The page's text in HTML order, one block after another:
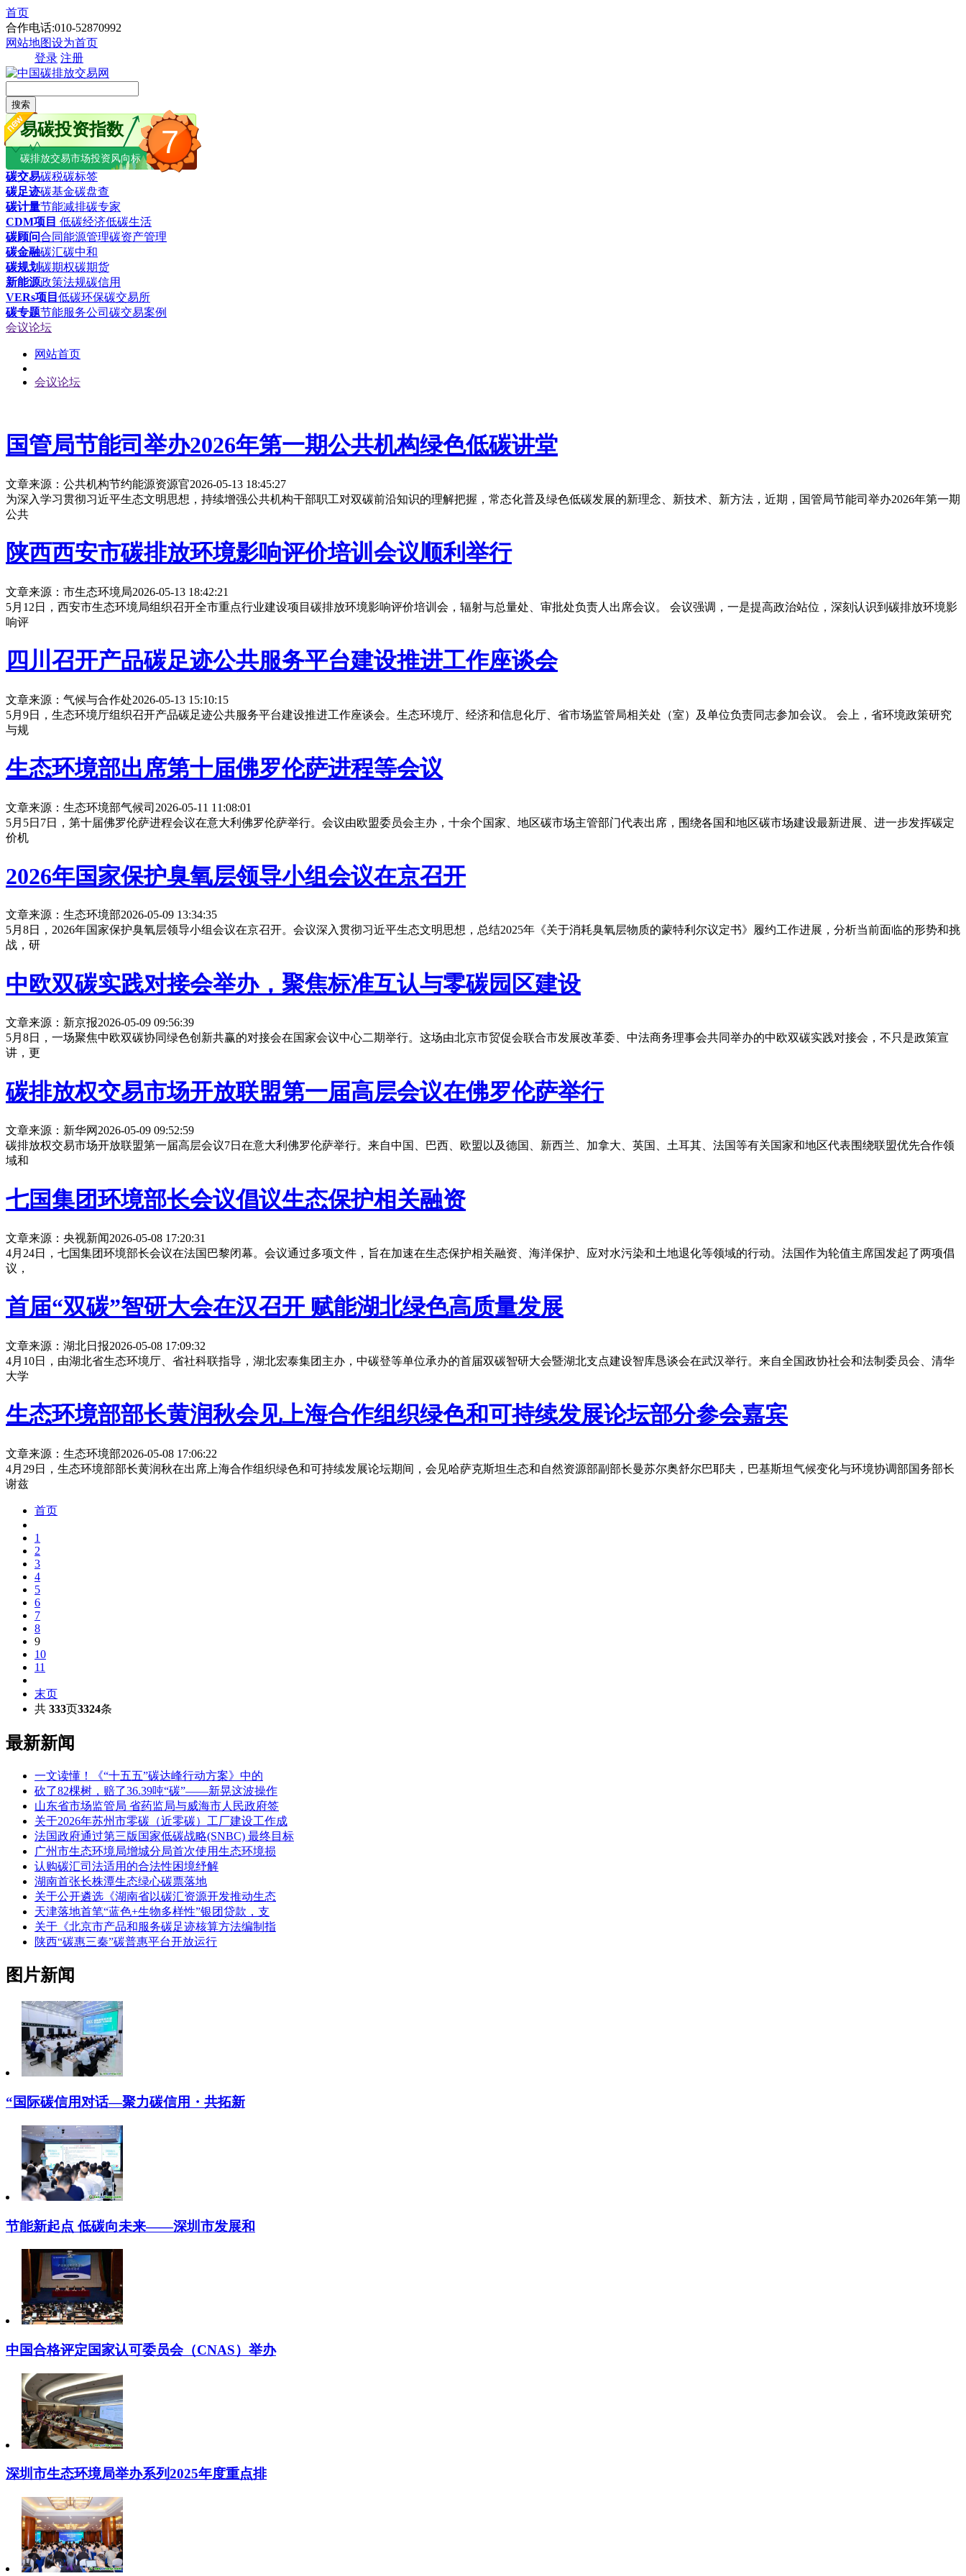
首页
合作电话:010-52870992
网站地图设为首页
登录 注册
搜索
7
易碳投资指数
碳排放交易市场投资风向标
碳交易碳税碳标签
碳足迹碳基金碳盘查
碳计量节能减排碳专家
CDM项目 低碳经济低碳生活
碳顾问合同能源管理碳资产管理
碳金融碳汇碳中和
碳规划碳期权碳期货
新能源政策法规碳信用
VERs项目 低碳环保碳交易所
碳专题节能服务公司 碳交易案例
会议论坛
网站首页
会议论坛
国管局节能司举办2026年第一期公共机构绿色低碳讲堂
文章来源：公共机构节约能源资源官2026-05-13 18:45:27
为深入学习贯彻习近平生态文明思想，持续增强公共机构干部职工对双碳前沿知识的理解把握，常态化普及绿色低碳发展的新理念、新技术、新方法，近期，国管局节能司举办2026年第一期
公共
陕西西安市碳排放环境影响评价培训会议顺利举行
文章来源：市生态环境局2026-05-13 18:42:21
5月12日，西安市生态环境局组织召开全市重点行业建设项目碳排放环境影响评价培训会，辐射与总量处、审批处负责人出席会议。 会议强调，一是提高政治站位，深刻认识到碳排放环境影
响评
四川召开产品碳足迹公共服务平台建设推进工作座谈会
文章来源：气候与合作处2026-05-13 15:10:15
5月9日，生态环境厅组织召开产品碳足迹公共服务平台建设推进工作座谈会。生态环境厅、经济和信息化厅、省市场监管局相关处（室）及单位负责同志参加会议。 会上，省环境政策研究
与规
生态环境部出席第十届佛罗伦萨进程等会议
文章来源：生态环境部气候司 2026-05-11 11:08:01
5月5日7日，第十届佛罗伦萨进程会议在意大利佛罗伦萨举行。会议由欧盟委员会主办，十余个国家、地区碳市场主管部门代表出席，围绕各国和地区碳市场建设最新进展、进一步发挥碳定
价机
2026年国家保护臭氧层领导小组会议在京召开
文章来源：生态环境部2026-05-09 13:34:35
5月8日，2026年国家保护臭氧层领导小组会议在京召开。会议深入贯彻习近平生态文明思想，总结2025年《关于消耗臭氧层物质的蒙特利尔议定书》履约工作进展，分析当前面临的形势和挑
战，研
中欧双碳实践对接会举办，聚焦标准互认与零碳园区建设
文章来源：新京报2026-05-09 09:56:39
5月8日，一场聚焦中欧双碳协同绿色创新共赢的对接会在国家会议中心二期举行。这场由北京市贸促会联合市发展改革委、中法商务理事会共同举办的中欧双碳实践对接会，不只是政策宣
讲，更
碳排放权交易市场开放联盟第一届高层会议在佛罗伦萨举行
文章来源：新华网 2026-05-09 09:52:59
碳排放权交易市场开放联盟第一届高层会议7日在意大利佛罗伦萨举行。来自中国、巴西、欧盟以及德国、新西兰、加拿大、英国、土耳其、法国等有关国家和地区代表围绕联盟优先合作领
域和
七国集团环境部长会议倡议生态保护相关融资
文章来源：央视新闻2026-05-08 17:20:31
4月24日，七国集团环境部长会议在法国巴黎闭幕。会议通过多项文件，旨在加速在生态保护相关融资、海洋保护、应对水污染和土地退化等领域的行动。法国作为轮值主席国发起了两项倡
议，
首届“双碳”智研大会在汉召开 赋能湖北绿色高质量发展
文章来源：湖北日报2026-05-08 17:09:32
4月10日，由湖北省生态环境厅、省社科联指导，湖北宏泰集团主办，中碳登等单位承办的首届双碳智研大会暨湖北支点建设智库恳谈会在武汉举行。来自全国政协社会和法制委员会、清华
大学
生态环境部部长黄润秋会见上海合作组织绿色和可持续发展论坛部分参会嘉宾
文章来源：生态环境部2026-05-08 17:06:22
4月29日，生态环境部部长黄润秋在出席上海合作组织绿色和可持续发展论坛期间，会见哈萨克斯坦生态和自然资源部副部长曼苏尔奥舒尔巴耶夫，巴基斯坦气候变化与环境协调部国务部长
谢兹
首页
1
2
3
4
5
6
7
8
9
10
11
末页
共 333页3324条
最新新闻
一文读懂！《“十五五”碳达峰行动方案》中的
砍了82棵树，赔了36.39吨“碳”——新晃这波操作
山东省市场监管局 省药监局与威海市人民政府签
关于2026年苏州市零碳（近零碳）工厂建设工作成
法国政府通过第三版国家低碳战略(SNBC) 最终目标
广州市生态环境局增城分局首次使用生态环境损
认购碳汇司法适用的合法性困境纾解
湖南首张长株潭生态绿心碳票落地
关于公开遴选《湖南省以碳汇资源开发推动生态
天津落地首笔“蓝色+生物多样性”银团贷款，支
关于《北京市产品和服务碳足迹核算方法编制指
陕西“碳惠三秦”碳普惠平台开放运行
图片新闻
“国际碳信用对话—聚力碳信用・共拓新
节能新起点 低碳向未来——深圳市发展和
中国合格评定国家认可委员会（CNAS）举办
深圳市生态环境局举办系列2025年度重点排